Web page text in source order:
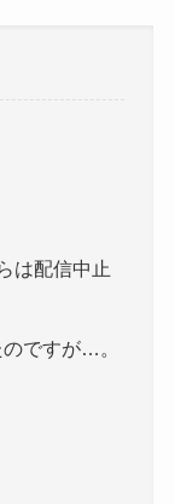
は配信中止
ですが…。